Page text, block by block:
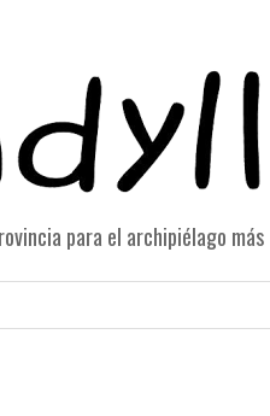
para el archipiélago